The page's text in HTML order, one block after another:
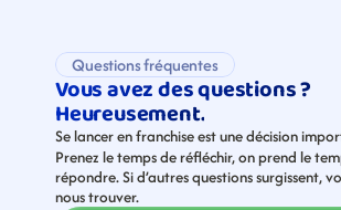
Questions fréquentes
Vous avez des questions ?
Heureusement.
Se lancer en franchise est une décision
Prenez le temps de réfléchir, on prend le
répondre. Si d’autres questions surgissent,
nous trouver.